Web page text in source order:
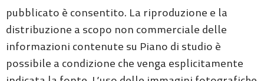
pubblicato è consentito. La riproduzione e la
distribuzione a scopo non commerciale delle
informazioni contenute su Piano di studio è
possibile a condizione che venga esplicitamente